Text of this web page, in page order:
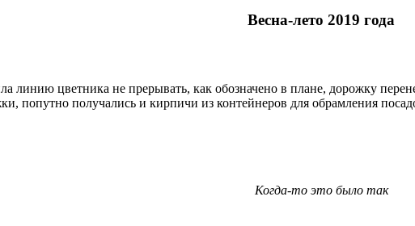
Весна-лето 2019 года
линию цветника не прерывать, как обозначено в плане, дорожку
попутно получались и кирпичи из контейнеров для обрамления
Когда-то это было так